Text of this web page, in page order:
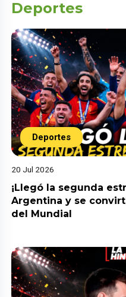
Deportes
Deportes
20 Jul 2026
¡Llegó la segunda
Argentina y se
del Mundial